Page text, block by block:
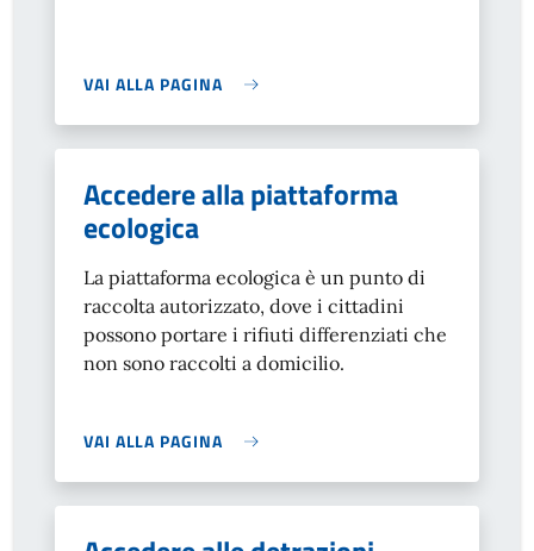
VAI ALLA PAGINA
Accedere alla piattaforma
ecologica
La piattaforma ecologica è un punto di
raccolta autorizzato, dove i cittadini
possono portare i rifiuti differenziati che
non sono raccolti a domicilio.
VAI ALLA PAGINA